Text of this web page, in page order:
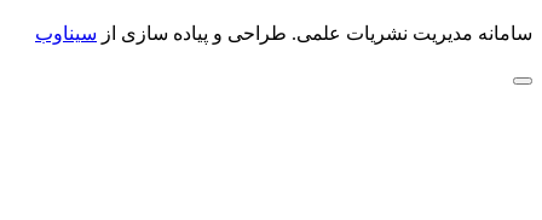
سامانه مدیریت نشریات علمی. طراحی و پیاده سازی از سیناوب